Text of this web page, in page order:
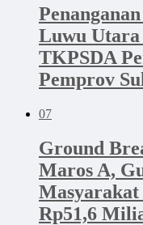
Luwu
TKPSDA
Pemprov
07
Ground
Maros A,
Rp51,6